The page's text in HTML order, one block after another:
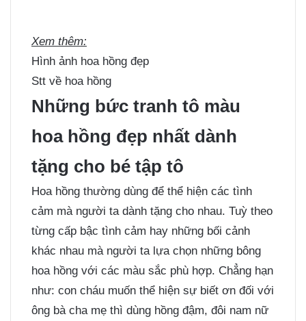
Xem thêm:
Hình ảnh hoa hồng đẹp
Stt về hoa hồng
Những bức tranh tô màu
hoa hồng đẹp nhất dành
tặng cho bé tập tô
Hoa hồng thường dùng để thể hiện các tình
cảm mà người ta dành tặng cho nhau. Tuỳ theo
từng cấp bậc tình cảm hay những bối cảnh
khác nhau mà người ta lựa chọn những bông
hoa hồng với các màu sắc phù hợp. Chẳng hạn
như: con cháu muốn thể hiện sự biết ơn đối với
ông bà cha mẹ thì dùng hồng đậm, đôi nam nữ